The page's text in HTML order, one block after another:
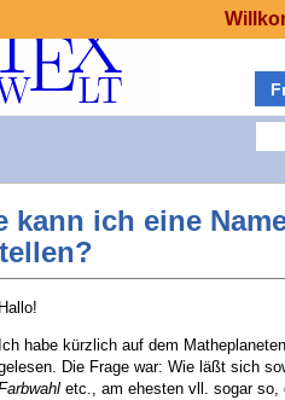
kann ich eine
Hallo!
Ich habe kürzlich auf dem
Die Frage war: Wie läßt sich
etc., am ehesten vll. sogar so,